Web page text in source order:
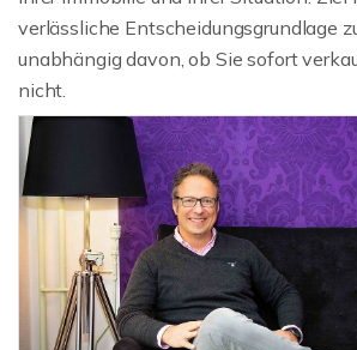
verlässliche Entscheidungsgrundlage
unabhängig davon, ob Sie sofort
nicht.